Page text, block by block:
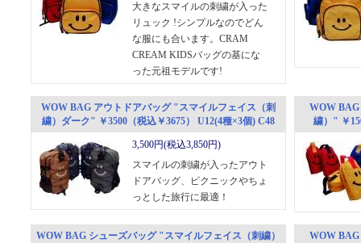
大きなスマイルの刺繍が入った
リュック !シンプルなのでどん
な服にも合います。CRAM
CREAM KIDSバッグの基にな
った元祖モデルです!
WOW BAG アウトドアバッグ "スマイルフェイス（刺
繍）ダーク" ￥3500（税込￥3675） U12(4種×3個) C48
3,500円(税込3,850円)
スマイルの刺繍が入ったアウト
ドアバッグ、ピクニックやちょ
っとした旅行に最適！
WOW
繍）" ￥
WOW BAG シューズバッグ "スマイルフェイス（刺繍）
WOW